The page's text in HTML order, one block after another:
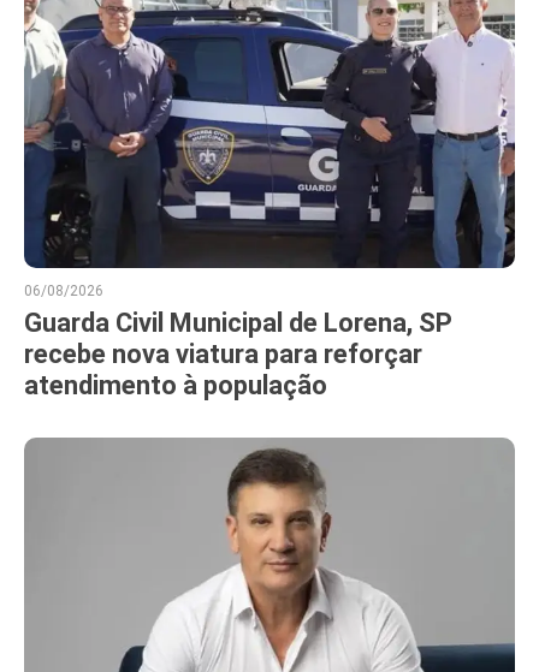
06/08/2026
Guarda Civil Municipal de Lorena, SP
recebe nova viatura para reforçar
atendimento à população